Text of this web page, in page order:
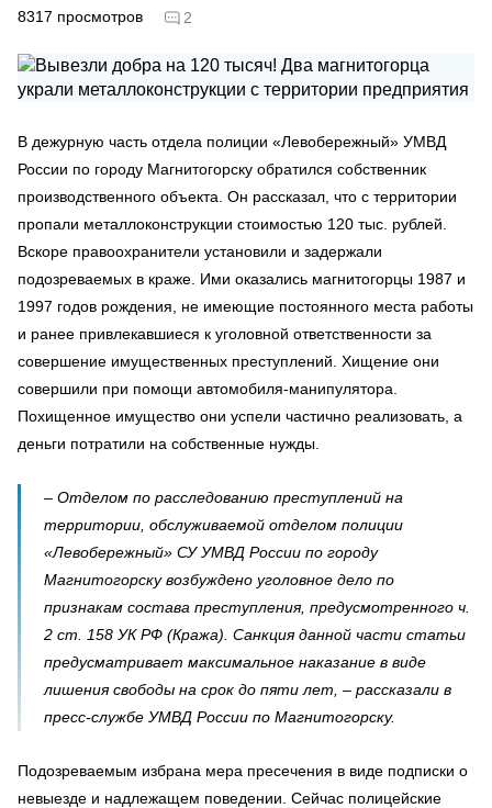
8317 просмотров 2
В дежурную часть отдела полиции «Левобережный» УМВД
России по городу Магнитогорску обратился собственник
производственного объекта. Он рассказал, что с территории
пропали металлоконструкции стоимостью 120 тыс. рублей.
Вскоре правоохранители установили и задержали
подозреваемых в краже. Ими оказались магнитогорцы 1987 и
1997 годов рождения, не имеющие постоянного места работы
и ранее привлекавшиеся к уголовной ответственности за
совершение имущественных преступлений. Хищение они
совершили при помощи автомобиля-манипулятора.
Похищенное имущество они успели частично реализовать, а
деньги потратили на собственные нужды.
– Отделом по расследованию преступлений на
территории, обслуживаемой отделом полиции
«Левобережный» СУ УМВД России по городу
Магнитогорску возбуждено уголовное дело по
признакам состава преступления, предусмотренного ч.
2 ст. 158 УК РФ (Кража). Санкция данной части статьи
предусматривает максимальное наказание в виде
лишения свободы на срок до пяти лет, – рассказали в
пресс-службе УМВД России по Магнитогорску.
Подозреваемым избрана мера пресечения в виде подписки о
невыезде и надлежащем поведении. Сейчас полицейские